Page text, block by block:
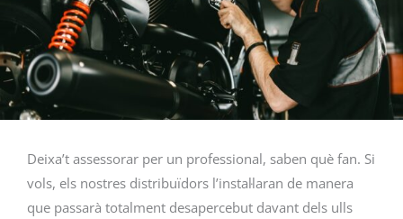
Deixa’t assessorar per un professional, saben què fan. Si
vols, els nostres distribuïdors l’instal·laran de manera
que passarà totalment desapercebut davant dels ulls